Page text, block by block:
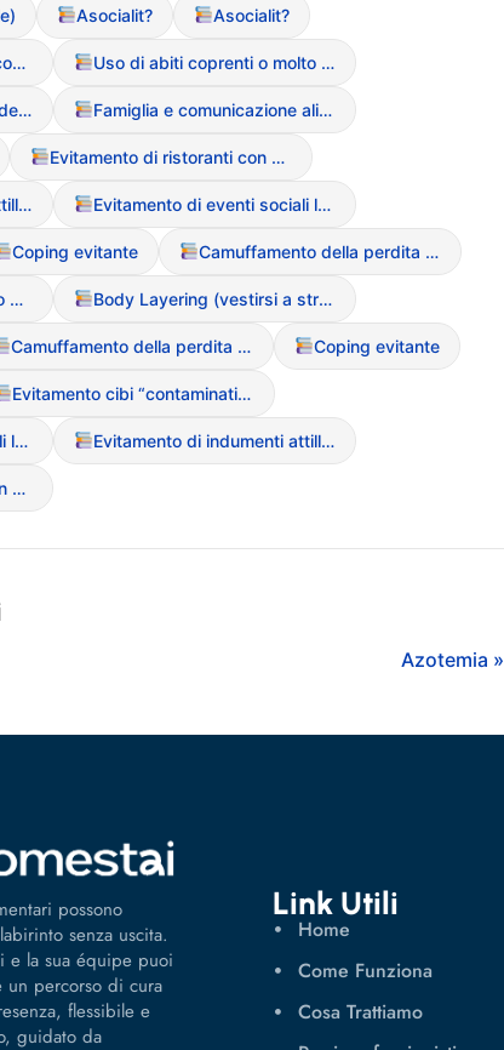
Asocialit? Asocialit?
Allontanamento dai pasti conviviali Uso di abiti coprenti o molto larghi
Peer pressure (Pressione dei pari) Famiglia e comunicazione alimentare
Evitamento di ristoranti con menu sconosciuti
Evitamento di indumenti attillati Evitamento di eventi sociali legati al cibo
Coping evitante Camuffamento della perdita di peso
Body Avoiding (evitamento dello specchio o del proprio corpo) Body Layering (vestirsi a strati per nascondere le forme)
Camuffamento della perdita di peso Coping evitante
Evitamento cibi “contaminati” o “grassi”
Evitamento di eventi sociali legati al cibo Evitamento di indumenti attillati
Evitamento di ristoranti con menu sconosciuti
Azotemia »
possono
senza uscita.
e la sua équipe puoi
un percorso di cura
flessibile e
guidato da
Link Utili
Home
Come Funziona
Cosa Trattiamo